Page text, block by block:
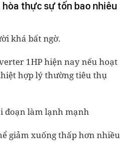
thực sự tốn bao nhiêu
khá bất ngờ.
1HP hiện nay nếu hoạt
hợp lý thường tiêu thụ
đoạn làm lạnh mạnh
giảm xuống thấp hơn nhiều